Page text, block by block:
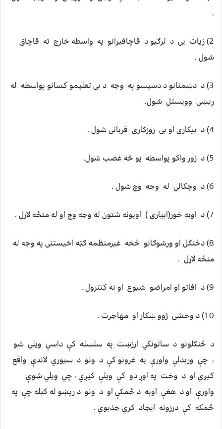
.‏
‏2)‏ زیات یی د لرګیو د قاچاقبرانو په واسطه خارج ته قاچاق
شول .‏
‏3)‏ د دښمنانو د دسیسو په وجه د بی تعلیمو کسانو پواسطه له
ریښی وویستل شول.‏
‏8)‏ دځنګل او ورشوګانو څخه غیرمنظمه ګټه اخیستنی په وجه له
منځه لاړل .‏
د ځنګلونو د ساتونکي ارزښت په سلسله کې داسې ويلی شو
، چې ورېدلې واورې به غرونو کې د ونو د سيوري لاندې واقع
کيږي او د وخت په اوږ دو کې ويلې کيږي ، چي ويلي شوې
واورې او د هغې اوبه د ځمکې او د ونو د ريښو له کبله چې په
ځمکه کې درزونه ايجاد کړي جذبوي .